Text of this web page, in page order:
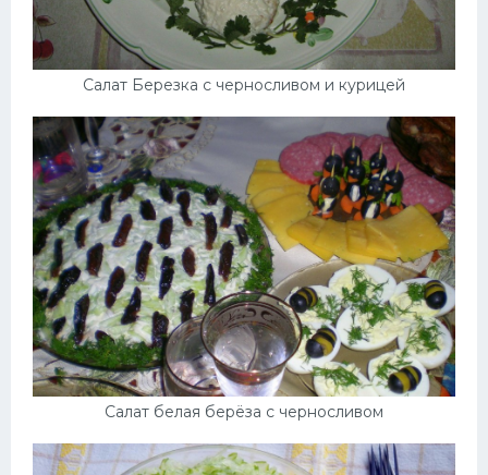
Салат Березка с черносливом и курицей
Салат белая берёза с черносливом